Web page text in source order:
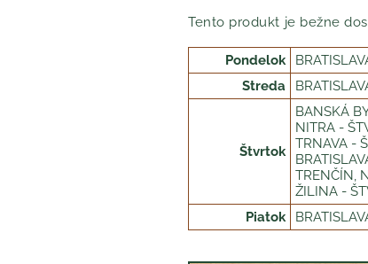
Tento produkt je bežne
Pondelok
Streda
Štvrtok
BANSKÁ
NITRA -
TRNAVA -
TRENČÍN,
ŽILINA -
Piatok